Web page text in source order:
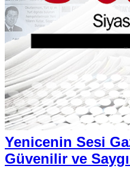
Yenicenin Sesi
Güvenilir ve